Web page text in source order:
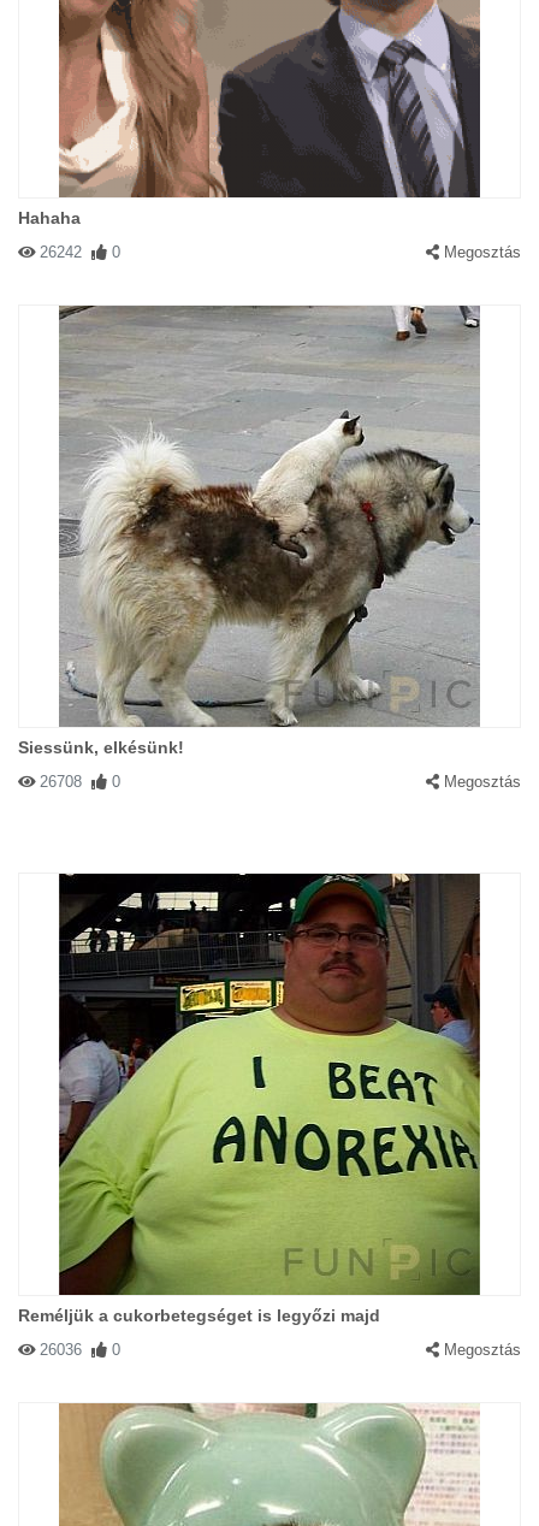
Hahaha
26242 0 Megosztás
Siessünk, elkésünk!
26708 0 Megosztás
Reméljük a cukorbetegséget is legyőzi majd
26036 0 Megosztás